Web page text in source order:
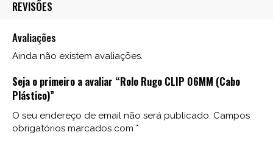
REVISÕES
Avaliações
Ainda não existem avaliações.
Seja o primeiro a avaliar “Rolo Rugo CLIP 06MM (Cabo
Plástico)”
O seu endereço de email não será publicado. Campos
obrigatórios marcados com *